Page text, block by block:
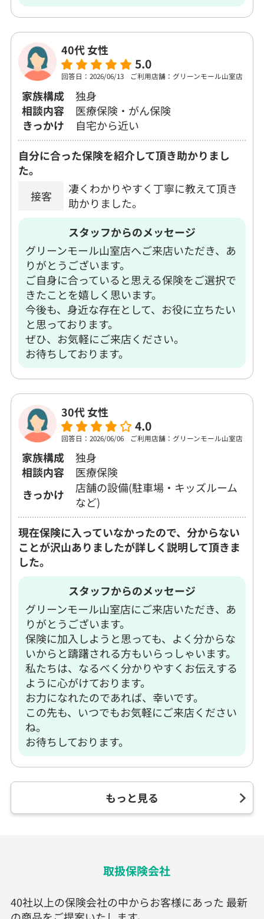
40代 女性
5.0
回答日：2026/06/13 ご利用店舗：グリーンモール山室店
家族構成
独身
相談内容
医療保険・がん保険
きっかけ
自宅から近い
自分に合った保険を紹介して頂き助かりまし
た。
接客
凄くわかりやすく丁寧に教えて頂き
助かりました。
スタッフからのメッセージ
グリーンモール山室店へご来店いただき、あ
りがとうございます。
ご自身に合っていると思える保険をご選択で
きたことを嬉しく思います。
今後も、身近な存在として、お役に立ちたい
と思っております。
ぜひ、お気軽にご来店ください。
お待ちしております。
30代 女性
4.0
回答日：2026/06/06 ご利用店舗：グリーンモール山室店
家族構成
独身
相談内容
医療保険
きっかけ
店舗の設備(駐車場・キッズルーム
など)
現在保険に入っていなかったので、分からない
ことが沢山ありましたが詳しく説明して頂きま
した。
スタッフからのメッセージ
グリーンモール山室店にご来店いただき、あ
りがとうございます。
保険に加入しようと思っても、よく分からな
いからと躊躇される方もいらっしゃいます。
私たちは、なるべく分かりやすくお伝えする
ように心がけております。
お力になれたのであれば、幸いです。
この先も、いつでもお気軽にご来店ください
ね。
お待ちしております。
もっと見る
取扱保険会社
40社以上の保険会社の中からお客様にあった 最新